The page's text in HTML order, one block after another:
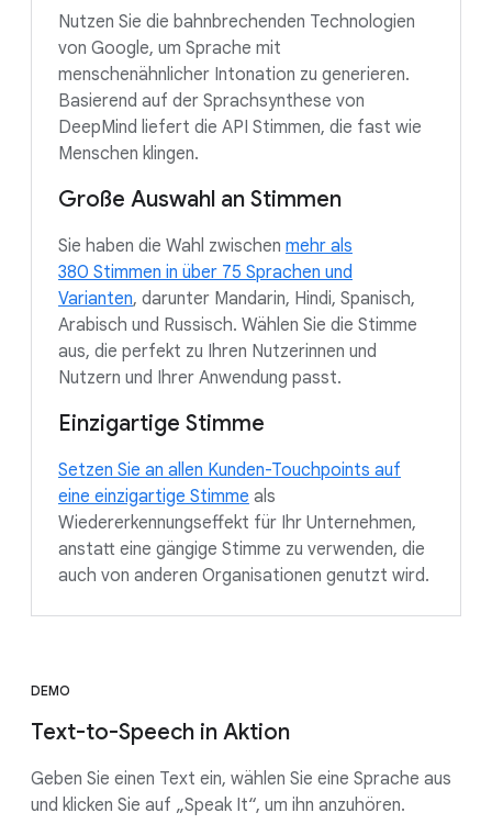
Nutzen Sie die bahnbrechenden Technologien
von Google, um Sprache mit
menschenähnlicher Intonation zu generieren.
Basierend auf der Sprachsynthese von
DeepMind liefert die API Stimmen, die fast wie
Menschen klingen.
Große Auswahl an Stimmen
Sie haben die Wahl zwischen mehr als
380 Stimmen in über 75 Sprachen und
Varianten, darunter Mandarin, Hindi, Spanisch,
Arabisch und Russisch. Wählen Sie die Stimme
aus, die perfekt zu Ihren Nutzerinnen und
Nutzern und Ihrer Anwendung passt.
Einzigartige Stimme
Setzen Sie an allen Kunden-Touchpoints auf
eine einzigartige Stimme als
Wiedererkennungseffekt für Ihr Unternehmen,
anstatt eine gängige Stimme zu verwenden, die
auch von anderen Organisationen genutzt wird.
DEMO
Text-to-Speech in Aktion
Geben Sie einen Text ein, wählen Sie eine Sprache aus
und klicken Sie auf „Speak It“, um ihn anzuhören.